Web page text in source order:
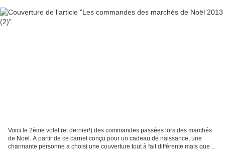
Voici le 2ème volet (et dernier!) des commandes passées lors des marchés
de Noël. A partir de ce carnet conçu pour un cadeau de naissance, une
charmante personne a choisi une couverture tout à fait différente mais que